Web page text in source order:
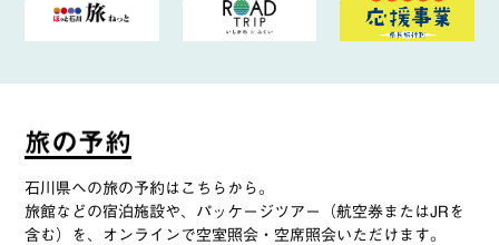
旅の予約
石川県への旅の予約はこちらから。
旅館などの宿泊施設や、パッケージツアー（航空券またはJRを
含む）を、オンラインで空室照会・空席照会いただけます。